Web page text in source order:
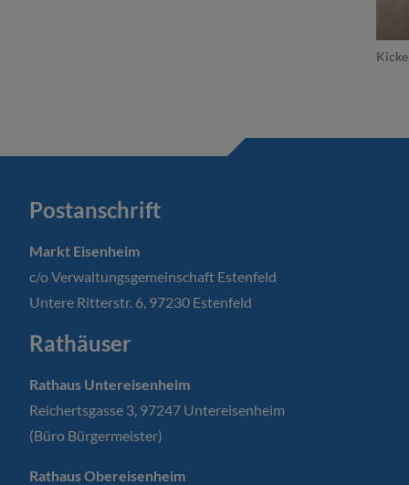
Postanschrift
Markt Eisenheim
c/o Verwaltungsgemeinschaft Estenfeld
Untere Ritterstr. 6, 97230 Estenfeld
Rathäuser
Rathaus Untereisenheim
Reichertsgasse 3, 97247 Untereisenheim
(Büro Bürgermeister)
Rathaus Obereisenheim